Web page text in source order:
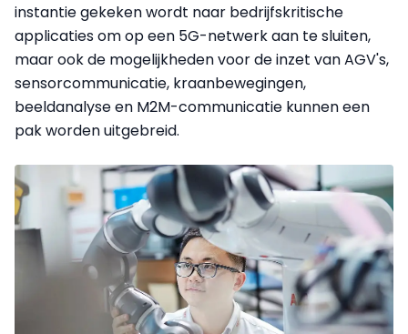
instantie gekeken wordt naar bedrijfskritische
applicaties om op een 5G-netwerk aan te sluiten,
maar ook de mogelijkheden voor de inzet van AGV's,
sensorcommunicatie, kraanbewegingen,
beeldanalyse en M2M-communicatie kunnen een
pakwordenuitgebreid.